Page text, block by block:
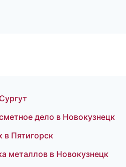
дело в Новокузнецк
Пятигорск
металлов в Новокузнецк